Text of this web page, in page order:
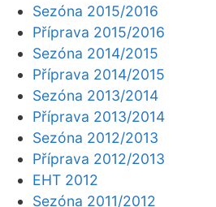
Sezóna 2015/2016
Příprava 2015/2016
Sezóna 2014/2015
Příprava 2014/2015
Sezóna 2013/2014
Příprava 2013/2014
Sezóna 2012/2013
Příprava 2012/2013
EHT 2012
Sezóna 2011/2012